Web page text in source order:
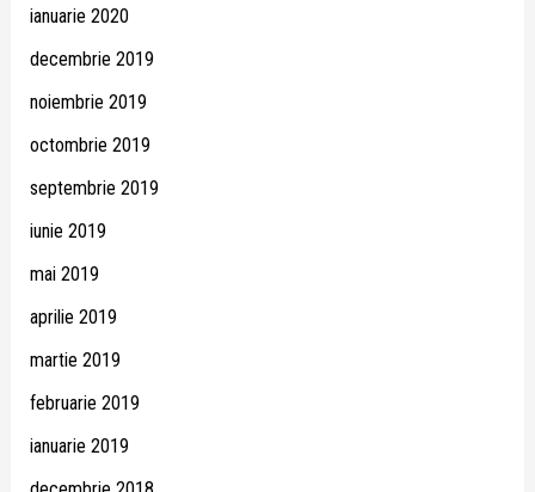
ianuarie 2020
decembrie 2019
noiembrie 2019
octombrie 2019
septembrie 2019
iunie 2019
mai 2019
aprilie 2019
martie 2019
februarie 2019
ianuarie 2019